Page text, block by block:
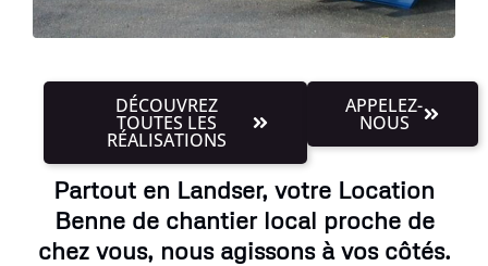
DÉCOUVREZ
TOUTES LES
RÉALISATIONS
APPELEZ-
NOUS
Partout en Landser, votre Location
Benne de chantier local proche de
chez vous, nous agissons à vos côtés.